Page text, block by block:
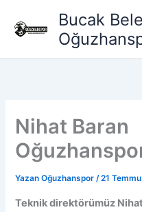
atla
Bucak
Nihat Baran
Yazan Oğuzhanspor/21
Teknik direktörümüz